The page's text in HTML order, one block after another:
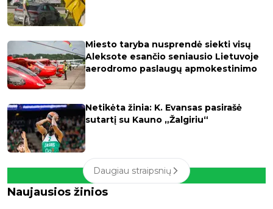
Miesto taryba nusprendė siekti visų
Aleksote esančio seniausio Lietuvoje
aerodromo paslaugų apmokestinimo
Netikėta žinia: K. Evansas pasirašė
sutartį su Kauno „Žalgiriu“
Daugiau straipsnių
Naujausios žinios